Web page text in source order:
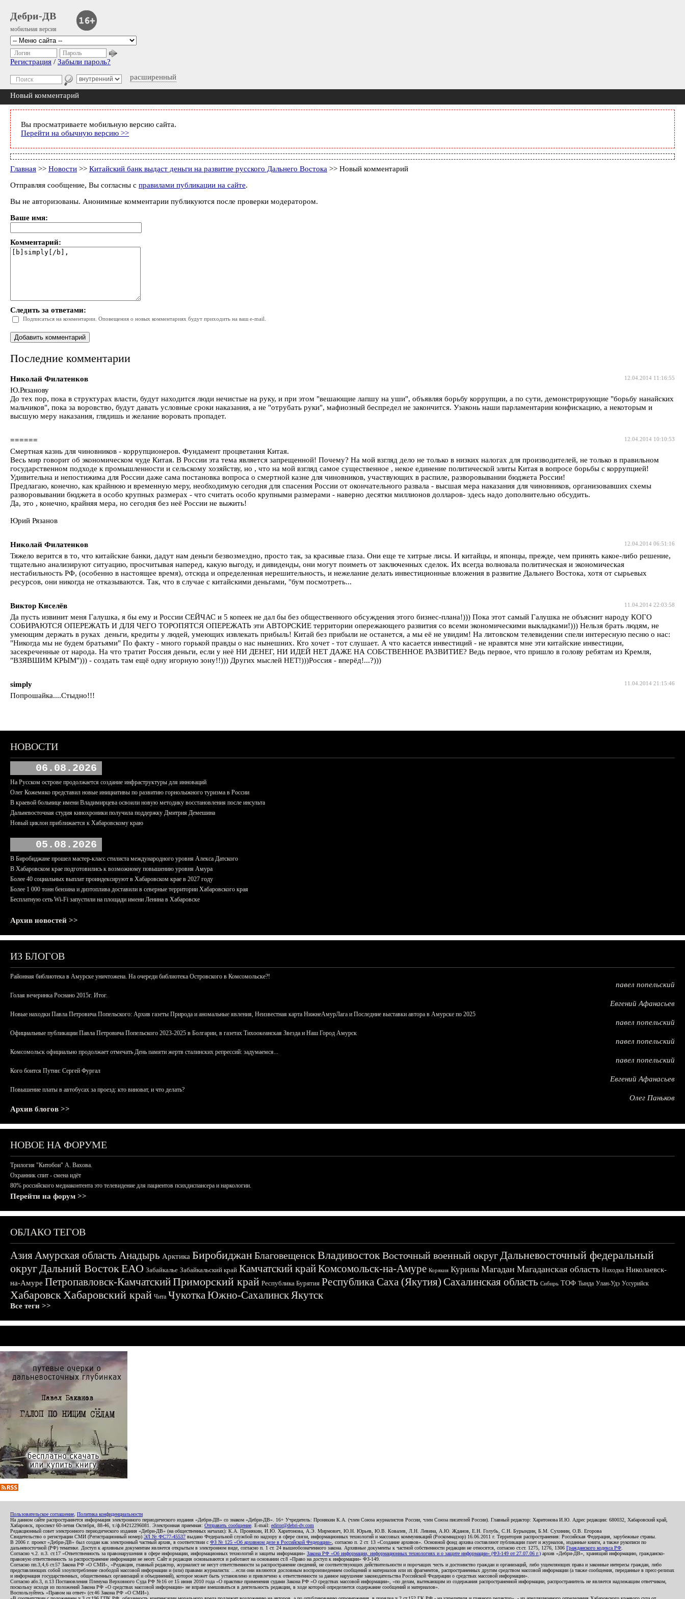
Дебри-ДВ
мобильная версия
расширенный
Логин Пароль
Регистрация / Забыли пароль?
Новый комментарий
Вы просматриваете мобильную версию сайта.
Перейти на обычную версию >>
Главная >> Новости >> Китайский банк выдаст деньги на развитие русского Дальнего Востока >> Новый комментарий
Отправляя сообщение, Вы согласны с правилами публикации на сайте.
Вы не авторизованы. Анонимные комментарии публикуются после проверки модератором.
Ваше имя:
Комментарий:
Следить за ответами:
Подписаться на комментарии. Оповещения о новых комментариях будут приходить на ваш e-mail.
Последние комментарии
12.04.2014 11:16:55
Николай Филатенков
Ю.Рязанову
До тех пор, пока в структурах власти, будут находится люди нечистые на руку, и при этом "вешающие лапшу на уши", объявляя борьбу коррупции, а по сути, демонстрирующие "борьбу нанайских
мальчиков", пока за воровство, будут давать условные сроки наказания, а не "отрубать руки", мафиозный беспредел не закончится. Узаконь наши парламентарии конфискацию, а некоторым и
высшую меру наказания, глядишь и желание воровать пропадет.
12.04.2014 10:10:53
======
Смертная казнь для чиновников - коррупционеров. Фундамент процветания Китая.
Весь мир говорит об экономическом чуде Китая. В России эта тема является запрещенной! Почему? На мой взгляд дело не только в низких налогах для производителей, не только в правильном
государственном подходе к промышленности и сельскому хозяйству, но , что на мой взгляд самое существенное , некое единение политической элиты Китая в вопросе борьбы с коррупцией!
Удивительна и непостижима для России даже сама постановка вопроса о смертной казне для чиновников, участвующих в распиле, разворовывании бюджета России!
Предлагаю, конечно, как крайнюю и временную меру, необходимую сегодня для спасения России от окончательного развала - высшая мера наказания для чиновников, организовавших схемы
разворовывании бюджета в особо крупных размерах - что считать особо крупными размерами - наверно десятки миллионов долларов- здесь надо дополнительно обсудить.
Да, это , конечно, крайняя мера, но сегодня без неё России не выжить!
Юрий Рязанов
12.04.2014 06:51:16
Николай Филатенков
Тяжело верится в то, что китайские банки, дадут нам деньги безвозмездно, просто так, за красивые глаза. Они еще те хитрые лисы. И китайцы, и японцы, прежде, чем принять какое-либо решение,
тщательно анализируют ситуацию, просчитывая наперед, какую выгоду, и дивиденды, они могут поиметь от заключенных сделок. Их всегда волновала политическая и экономическая
нестабильность РФ, (особенно в настоящее время), отсюда и определенная нерешительность, и нежелание делать инвестиционные вложения в развитие Дальнего Востока, хотя от сырьевых
ресурсов, они никогда не отказываются. Так, что в случае с китайскими деньгами, "бум посмотреть...
11.04.2014 22:03:58
Виктор Киселёв
Да пусть извинит меня Галушка, я бы ему и России СЕЙЧАС и 5 копеек не дал бы без общественного обсуждения этого бизнес-плана!))) Пока этот самый Галушка не объяснит народу КОГО
СОБИРАЮТСЯ ОПЕРЕЖАТЬ И ДЛЯ ЧЕГО ТОРОПЯТСЯ ОПЕРЕЖАТЬ эти АВТОРСКИЕ территории опережающего развития со всеми экономическими выкладками!))) Нельзя брать людям, не
умеющим держать в руках деньги, кредиты у людей, умеющих извлекать прибыль! Китай без прибыли не останется, а мы её не увидим! На литовском телевидении спели интересную песню о нас:
"Никогда мы не будем братьями" По факту - много горькой правды о нас нынешних. Кто хочет - тот слушает. А что касается инвестиций - не нравятся мне эти китайские инвестиции,
засекреченные от народа. На что тратит Россия деньги, если у неё НИ ДЕНЕГ, НИ ИДЕЙ НЕТ ДАЖЕ НА СОБСТВЕННОЕ РАЗВИТИЕ? Ведь первое, что пришло в голову ребятам из Кремля,
"ВЗЯВШИМ КРЫМ"))) - создать там ещё одну игорную зону!!))) Других мыслей НЕТ!)))Россия - вперёд!...?)))
11.04.2014 21:15:46
simply
Попрошайка....Стыдно!!!
НОВОСТИ
06.08.2026
На Русском острове продолжается создание инфраструктуры для инноваций
Олег Кожемяко представил новые инициативы по развитию горнолыжного туризма в России
В краевой больнице имени Владимирцева освоили новую методику восстановления после инсульта
Дальневосточная студия кинохроники получила поддержку Дмитрия Демешина
Новый циклон приближается к Хабаровскому краю
05.08.2026
В Биробиджане прошел мастер-класс стилиста международного уровня Алекса Датского
В Хабаровском крае подготовились к возможному повышению уровня Амура
Более 40 социальных выплат проиндексируют в Хабаровском крае в 2027 году
Более 1 000 тонн бензина и дизтоплива доставили в северные территории Хабаровского края
Бесплатную сеть Wi-Fi запустили на площади имени Ленина в Хабаровске
Архив новостей >>
ИЗ БЛОГОВ
Районная библиотека в Амурске уничтожена. На очереди библиотека Островского в Комсомольске?!
павел попельский
Голая вечеринка Роснано 2015г. Итог.
Евгений Афанасьев
Новые находки Павла Петровича Попельского: Архив газеты Природа и аномальные явления, Неизвестная карта НижнеАмурЛага и Последние выставки автора в Амурске по 2025
павел попельский
Официальные публикации Павла Петровича Попельского 2023-2025 в Болгарии, в газетах Тихоокеанская Звезда и Наш Город Амурск
павел попельский
Комсомольск официально продолжает отмечать День памяти жертв сталинских репрессий: задумаемся...
павел попельский
Кого боится Путин: Сергей Фургал
Евгений Афанасьев
Повышение платы в автобусах за проезд: кто виноват, и что делать?
Олег Паньков
Архив блогов >>
НОВОЕ НА ФОРУМЕ
Трилогия "Китобои" А. Вахова.
Охранник спит - смена идёт
80% российского медиаконтента это телевидение для пациентов психдиспансера и наркологии.
Перейти на форум >>
ОБЛАКО ТЕГОВ
АзияАмурская область Анадырь Арктика БиробиджанБлаговещенскВладивостокВосточный военный округДальневосточный федеральный
округДальний ВостокЕАО Забайкалье Забайкальский край Камчатский крайКомсомольск-на-Амуре Корякия Курилы Магадан Магаданская область Находка Николаевск-
на-Амуре Петропавловск-КамчатскийПриморский край Республика Бурятия Республика Саха (Якутия) Сахалинская область Сибирь ТОФ Тында Улан-Удэ Уссурийск
ХабаровскХабаровский край Чита ЧукоткаЮжно-СахалинскЯкутск
Все теги >>
Пользовательское соглашение Политика конфиденциальности
На данном сайте распространяется информация электронного периодического издания «Дебри-ДВ» со знаком «Дебри-ДВ». 16+ Учредитель: Пронякин К.А. (член Союза журналистов России, член Союза писателей России). Главный редактор: Харитонова И.Ю. Адрес редакции: 680032, Хабаровский край,
Хабаровск, проспект 60-летия Октября, 88-46, т./ф.84212296081. Электронная приемная: Отправить сообщение . E-mail: editor@debri-dv.com
Редакционный совет электронного периодического издания «Дебри-ДВ» (на общественных началах): К.А. Пронякин, И.Ю. Харитонова, А.Э. Мирмович, Ю.Н. Юрьев, Ю.В. Ковалев, Л.Н. Левина, А.Ю. Жданов, Е.Н. Голубь, С.Н. Бурындин, Б.М. Сухинин, О.В. Егорова
Свидетельство о регистрации СМИ (Регистрационный номер) ЭЛ № ФС77-45537 выдано Федеральной службой по надзору в сфере связи, информационных технологий и массовых коммуникаций (Роскомнадзор) 16.06.2011 г. Территория распространения: Российская Федерация, зарубежные страны.
В 2006 г. проект «Дебри-ДВ» был создан как электронный частный архив, в соответствии с ФЗ № 125 «Об архивном деле в Российской Федерации» , согласно п. 2 ст. 13 «Создание архивов». Основной фонд архива составляют публикации газет и журналов, изданные книги, а также рукописи по
дальневосточной (РФ) тематике. Доступ к архивным документам является открытым в электронном виде, согласно п. 1 ст. 24 вышеобозначенного закона. Архивные документы к частной собственности редакции не относятся, согласно ст.ст. 1275, 1276, 1306 Гражданского кодекса РФ
Согласно ч.2. п.3. ст.17 «Ответственность за правонарушения в сфере информации, информационных технологий и защиты информации» Закона РФ «Об информации, информационных технологиях и о защите информации» (ФЗ-149 от 27.07.06 г.) архив «Дебри-ДВ», хранящий информацию, гражданско-
правовую ответственность за распространение информации не несет. Сайт и редакция основываются и работают на основании ст.8 «Право на доступ к информации» ФЗ-149.
Согласно пп.3,4,6 ст.57 Закона РФ «О СМИ», «Редакция, главный редактор, журналист не несут ответственности за распространение сведений, не соответствующих действительности и порочащих честь и достоинство граждан и организаций, либо ущемляющих права и законные интересы граждан, либо
представляющих собой злоупотребление свободой массовой информации и (или) правами журналиста: ...если они являются дословным воспроизведением сообщений и материалов или их фрагментов, распространенных другим средством массовой информации (а также сообщения, переданные в пресс-релизах
и информация государственных, общественных организаций и объединений), которое может быть установлено и привлечено к ответственности за данное нарушение законодательства Российской Федерации о средствах массовой информации».
Согласно абз.3, п.13 Постановления Пленума Верховного Суда РФ №16 от 15 июня 2010 года «О практике применения судами Закона РФ «О средствах массовой информации», «по делам, вытекающим из содержания распространенной информации, распространитель не является надлежащим ответчиком,
поскольку исходя из положений Закона РФ «О средствах массовой информации» не вправе вмешиваться в деятельность редакции, в ходе которой определяется содержание сообщений и материалов».
Воспользуйтесь «Правом на ответ» (ст.46 Закона РФ «О СМИ»).